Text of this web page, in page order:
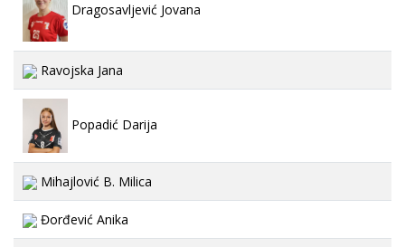
Dragosavljević Jovana
Ravojska Jana
Popadić Darija
Mihajlović B. Milica
Đorđević Anika